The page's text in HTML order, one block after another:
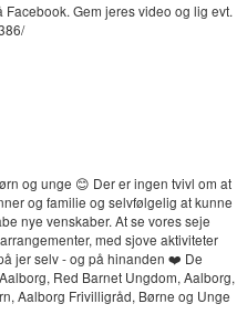
Gem jeres video og lig evt.
og unge 😊 Der er ingen tvivl om at
og familie og selvfølgelig at kunne
nye venskaber. At se vores seje
med sjove aktiviteter
jer selv - og på hinanden ❤️ De
Red Barnet Ungdom, Aalborg,
Aalborg Frivilligråd, Børne og Unge